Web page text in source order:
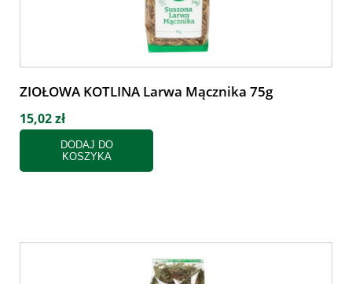
ZIOŁOWA KOTLINA Larwa Mącznika 75g
15,02 zł
DODAJ DO
KOSZYKA